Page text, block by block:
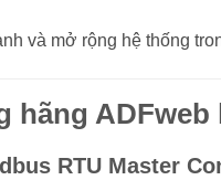
và mở rộng hệ thống
hãng
RTU Master